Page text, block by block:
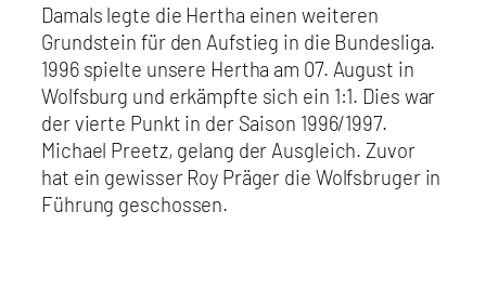
Damals legte die Hertha einen weiteren
Grundstein für den Aufstieg in die Bundesliga.
1996 spielte unsere Hertha am 07. August in
Wolfsburg und erkämpfte sich ein 1:1. Dies war
der vierte Punkt in der Saison 1996/1997.
Michael Preetz, gelang der Ausgleich. Zuvor
hat ein gewisser Roy Präger die Wolfsbruger in
Führung geschossen.